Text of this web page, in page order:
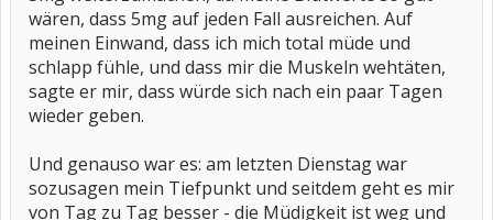
wären, dass 5mg auf jeden Fall ausreichen. Auf
meinen Einwand, dass ich mich total müde und
schlapp fühle, und dass mir die Muskeln wehtäten,
sagte er mir, dass würde sich nach ein paar Tagen
wieder geben.
Und genauso war es: am letzten Dienstag war
sozusagen mein Tiefpunkt und seitdem geht es mir
von Tag zu Tag besser - die Müdigkeit ist weg und